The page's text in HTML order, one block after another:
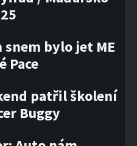
snem bylo jet ME
Pace
patřil školení
Buggy